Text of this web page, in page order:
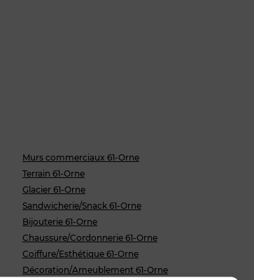
Murs commerciaux 61-Orne
Terrain 61-Orne
Glacier 61-Orne
Sandwicherie/Snack 61-Orne
Bijouterie 61-Orne
Chaussure/Cordonnerie 61-Orne
Coiffure/Esthétique 61-Orne
Décoration/Ameublement 61-Orne